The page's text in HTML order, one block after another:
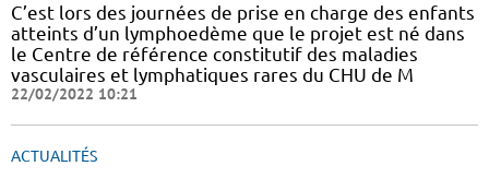
C’est lors des journées de prise en charge des enfants
atteints d’un lymphoedème que le projet est né dans
le Centre de référence constitutif des maladies
vasculaires et lymphatiques rares du CHU de M
22/02/2022 10:21
ACTUALITÉS